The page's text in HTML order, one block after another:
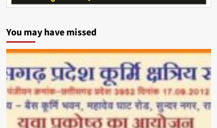
You may have missed